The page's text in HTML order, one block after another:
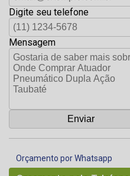
Digite seu telefone
Mensagem
Orçamento por Whatsapp